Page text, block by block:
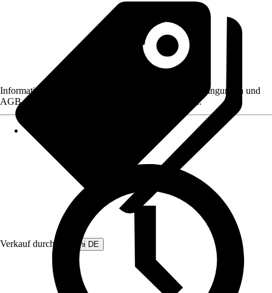
Verkauf durch: Beliani DE
Informationen des Verkäufers, wie z. B. Rückgabebedingungen und
AGB, finden Sie bei Klick auf den Verkäufernamen.